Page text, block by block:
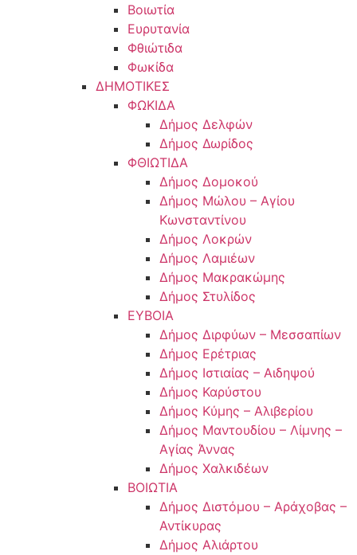
Βοιωτία
Ευρυτανία
Φθιώτιδα
Φωκίδα
ΔΗΜΟΤΙΚΕΣ
ΦΩΚΙΔΑ
Δήμος Δελφών
Δήμος Δωρίδος
ΦΘΙΩΤΙΔΑ
Δήμος Δομοκού
Δήμος Μώλου – Αγίου
Κωνσταντίνου
Δήμος Λοκρών
Δήμος Λαμιέων
Δήμος Μακρακώμης
Δήμος Στυλίδος
ΕΥΒΟΙΑ
Δήμος Διρφύων – Μεσσαπίων
Δήμος Ερέτριας
Δήμος Ιστιαίας – Αιδηψού
Δήμος Καρύστου
Δήμος Κύμης – Αλιβερίου
Δήμος Μαντουδίου – Λίμνης –
Αγίας Άννας
Δήμος Χαλκιδέων
ΒΟΙΩΤΙΑ
Δήμος Διστόμου – Αράχοβας –
Αντίκυρας
Δήμος Αλιάρτου